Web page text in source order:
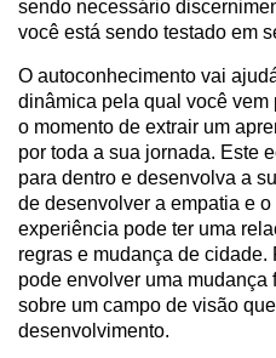
sendo necessário
você está sendo testado em
O autoconhecimento vai
dinâmica pela qual você
o momento de extrair um
por toda a sua jornada. Este
para dentro e desenvolva a
de desenvolver a empatia e
experiência pode ter uma
regras e mudança de cidade.
pode envolver uma mudança
sobre um campo de visão
desenvolvimento.